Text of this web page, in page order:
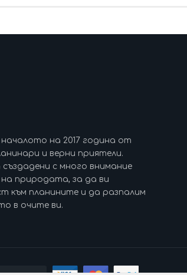
на 2017 година от
и верни приятели.
с много внимание
природата, за да ви
към планините и да разпалим
в очите ви.